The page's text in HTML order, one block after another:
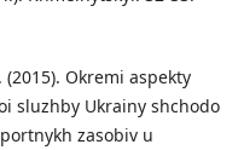
Okremi aspekty
sluzhby Ukrainy shchodo
zasobiv u